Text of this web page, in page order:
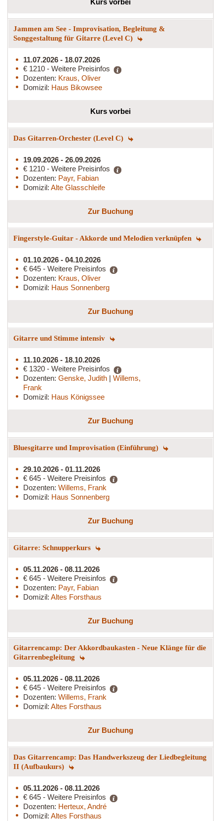
Jammen am See - Improvisation, Begleitung &
Songgestaltung für Gitarre (Level C)
11.07.2026 - 18.07.2026
€ 1210 - Weitere Preisinfos
Dozenten: Kraus, Oliver
Domizil: Haus Bikowsee
Kurs vorbei
Das Gitarren-Orchester (Level C)
19.09.2026 - 26.09.2026
€ 1210 - Weitere Preisinfos
Dozenten: Payr, Fabian
Domizil: Alte Glasschleife
Zur Buchung
Fingerstyle-Guitar - Akkorde und Melodien verknüpfen
01.10.2026 - 04.10.2026
€ 645 - Weitere Preisinfos
Dozenten: Kraus, Oliver
Domizil: Haus Sonnenberg
Zur Buchung
Gitarre und Stimme intensiv
11.10.2026 - 18.10.2026
€ 1320 - Weitere Preisinfos
Dozenten: Genske, Judith | Willems,
Frank
Domizil: Haus Königssee
Zur Buchung
Bluesgitarre und Improvisation (Einführung)
29.10.2026 - 01.11.2026
€ 645 - Weitere Preisinfos
Dozenten: Willems, Frank
Domizil: Haus Sonnenberg
Zur Buchung
Gitarre: Schnupperkurs
05.11.2026 - 08.11.2026
€ 645 - Weitere Preisinfos
Dozenten: Payr, Fabian
Domizil: Altes Forsthaus
Zur Buchung
Gitarrencamp: Der Akkordbaukasten - Neue Klänge für die
Gitarrenbegleitung
05.11.2026 - 08.11.2026
€ 645 - Weitere Preisinfos
Dozenten: Willems, Frank
Domizil: Altes Forsthaus
Zur Buchung
Das Gitarrencamp: Das Handwerkszeug der Liedbegleitung
II (Aufbaukurs)
05.11.2026 - 08.11.2026
€ 645 - Weitere Preisinfos
Dozenten: Herteux, André
Domizil: Altes Forsthaus